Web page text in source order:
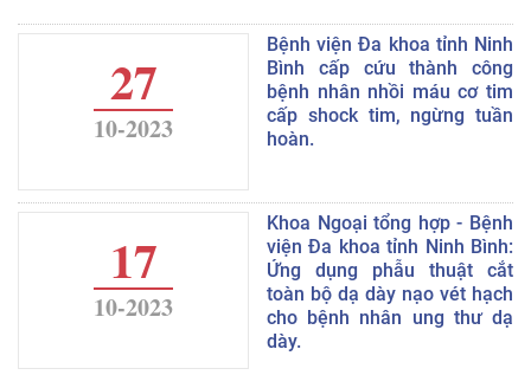
27
10-2023
Bệnh viện Đa khoa tỉnh Ninh
Bình cấp cứu thành công
bệnh nhân nhồi máu cơ tim
cấp shock tim, ngừng tuần
hoàn.
17
10-2023
Khoa Ngoại tổng hợp - Bệnh
viện Đa khoa tỉnh Ninh Bình:
Ứng dụng phẫu thuật cắt
toàn bộ dạ dày nạo vét hạch
cho bệnh nhân ung thư dạ
dày.